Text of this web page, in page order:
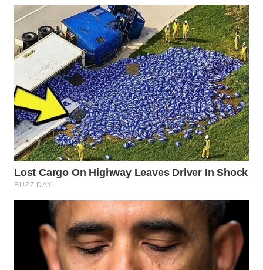
WN
CIANJUR
WN
KEPULAUAN
SERIBU
WN
TANGERANG
WN
BINJAI
CIREBON
WN